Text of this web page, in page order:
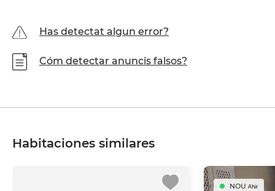
Has detectat algun error?
Cóm detectar anuncis falsos?
Habitaciones similares
NOU Ahir